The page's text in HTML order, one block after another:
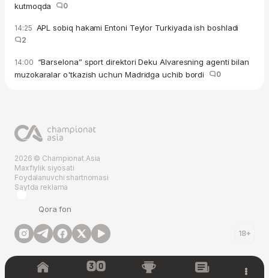
kutmoqda
0
14:25 APL sobiq hakami Entoni Teylor Turkiyada ish boshladi
2
14:00 “Barselona” sport direktori Deku Alvaresning agenti bilan
muzokaralar o'tkazish uchun Madridga uchib bordi
0
2026 © Championat.Asia
Maxfiylik siyosati
Foydalanuvchi shartnomasi
Saytda reklama
Qora fon
18+